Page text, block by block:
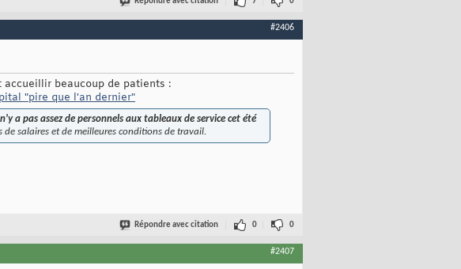
#2406
beaucoup de patients :
"pire que l'an dernier"
a pas assez de personnels aux tableaux de service cet été
de salaires et de meilleures conditions de travail.
Répondre avec citation 0 0
#2407